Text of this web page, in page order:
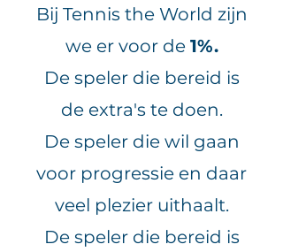
Bij Tennis the World zijn
we er voor de 1%.
De speler die bereid is
de extra's te doen.
De speler die wil gaan
voor progressie en daar
veel plezier uithaalt.
De speler die bereid is